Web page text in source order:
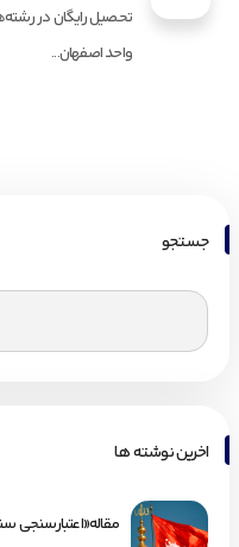
تحصیل رایگان در
واحد اصفهان...
جستجو
اخرین نوشته ها
مقاله«اعتبارسنجی